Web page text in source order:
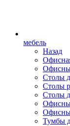
мебель
Назад
Столы
Столы
Столы
Тумбы